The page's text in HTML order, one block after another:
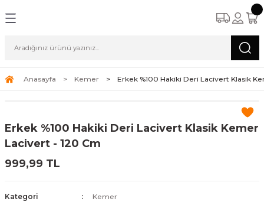
Anasayfa Kemer Erkek %100 Hakiki Deri Lacivert Klasik
Erkek %100 Hakiki Deri Lacivert Klasik Kemer
Lacivert - 120 Cm
999,99 TL
Kategori
Kemer